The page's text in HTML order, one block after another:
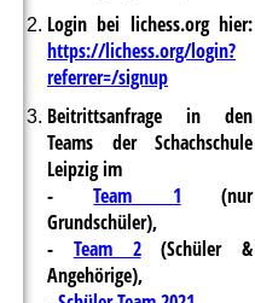
Login bei lichess.org hier:
https://lichess.org/login?
referrer=/signup
Beitrittsanfrage in den
Teams der Schachschule
Leipzig im
-Team 1 (nur
Grundschüler),
- Team 2(Schüler &
Angehörige),